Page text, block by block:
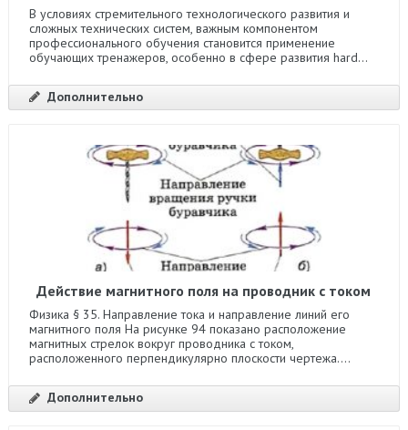
В условиях стремительного технологического развития и
сложных технических систем, важным компонентом
профессионального обучения становится применение
обучающих тренажеров, особенно в сфере развития hard...
Дополнительно
Действие магнитного поля на проводник с током
Физика § 35. Направление тока и направление линий его
магнитного поля На рисунке 94 показано расположение
магнитных стрелок вокруг проводника с током,
расположенного перпендикулярно плоскости чертежа....
Дополнительно